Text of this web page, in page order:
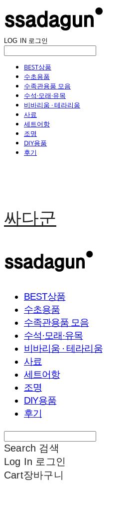
LOG IN 로그인
BEST상품
수초용품
수족관용품 모음
수석·모래·유목
비바리움 · 테라리움
사료
세트어항
조명
DIY용품
후기
싸다군
BEST상품
수초용품
수족관용품 모음
수석·모래·유목
비바리움 · 테라리움
사료
세트어항
조명
DIY용품
후기
Search 검색
Log In 로그인
Cart장바구니